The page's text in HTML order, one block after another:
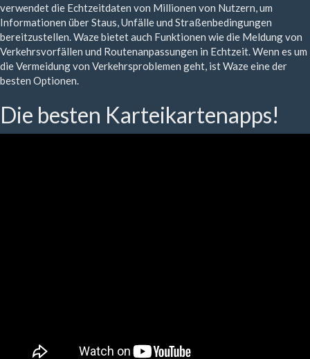
verwendet die Echtzeitdaten von Millionen von Nutzern, um
Informationen über Staus, Unfälle und Straßenbedingungen
bereitzustellen. Waze bietet auch Funktionen wie die Meldung von
Verkehrsvorfällen und Routenanpassungen in Echtzeit. Wenn es um
die Vermeidung von Verkehrsproblemen geht, ist Waze eine der
besten Optionen.
Die besten Karteikartenapps!